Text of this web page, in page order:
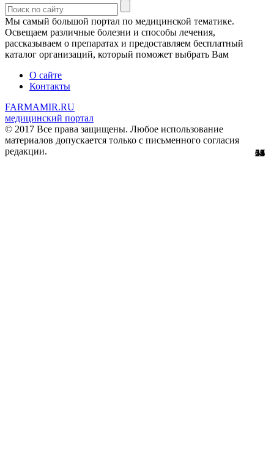
28
22
2
24
7
11
51
56
2
29
61
3
4
12
8
67
Мы самый большой портал по медицинской тематике.
Освещаем различные болезни и способы лечения,
рассказываем о препаратах и предоставляем бесплатный
каталог организаций, который поможет выбрать Вам
О сайте
Контакты
FARMAMIR.RU
медицинский портал
© 2017 Все права защищены. Любое использование
материалов допускается только с письменного согласия
редакции.